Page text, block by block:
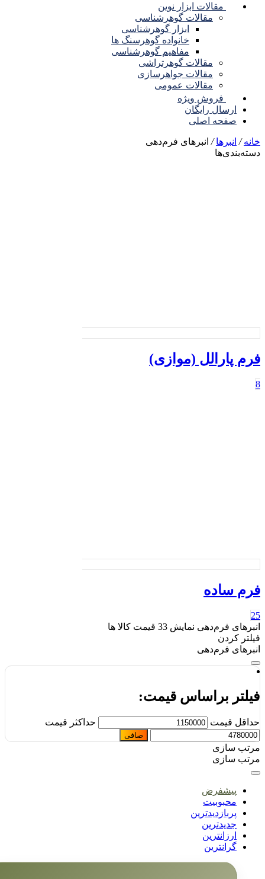
مقالات ابزار نوین
مقالات گوهرشناسی
ابزار گوهرشناسی
خانواده گوهرسنگ ها
مفاهیم گوهرشناسی
مقالات گوهرتراشی
مقالات جواهرسازی
مقالات عمومی
فروش ویژه
ارسال رایگان
صفحه اصلی
/انبرها /انبرهای فرم‌دهی
پارالل (موازی)
ساده
فرم‌دهینمایش 33 قیمت کالا ها
کردن
فرم‌دهی
براساس قیمت:
قیمت حداكثر قيمت
صافی
سازی
سازی
پیشفرض
محبوبیت
پربازدیدترین
جدیدترین
ارزانترین
گرانترین